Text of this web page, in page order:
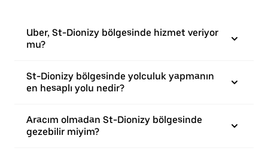
Uber, St-Dionizy bölgesinde hizmet veriyor
mu?
St-Dionizy bölgesinde yolculuk yapmanın
en hesaplı yolu nedir?
Aracım olmadan St-Dionizy bölgesinde
gezebilir miyim?